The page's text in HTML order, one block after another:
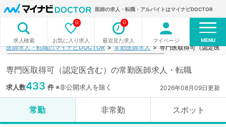
医師の求人・転職・アルバイトはマイナビDOCTOR
求人検索 お気に入り求人
0
最近見た求人
0
マイページ MENU
医師求人・転職のマイナビDOCTOR 常勤医師求人 専門医取得可（認定医
専門医取得可（認定医含む）の常勤医師求人・転職
求人数433 件※非公開求人を除く 2026年08月09日更新
常勤 非常勤 スポット